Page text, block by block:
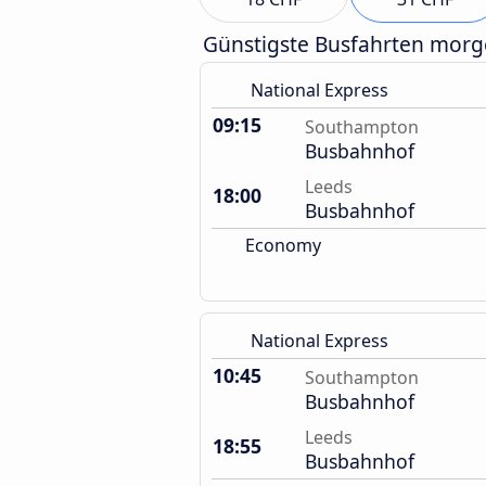
Günstigste Busfahrten
National Express
09:15 Southampton
Busbahnhof
18:00
Leeds
Busbahnhof
Economy
National Express
10:45 Southampton
Busbahnhof
18:55
Leeds
Busbahnhof